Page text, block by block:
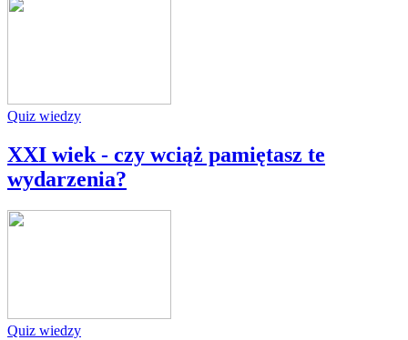
Quiz wiedzy
XXI wiek - czy wciąż pamiętasz te
wydarzenia?
Quiz wiedzy